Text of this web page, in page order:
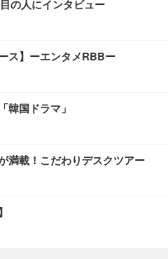
の人にインタビュー
ス】ーエンタメRBBー
韓国ドラマ」
満載！こだわりデスクツアー